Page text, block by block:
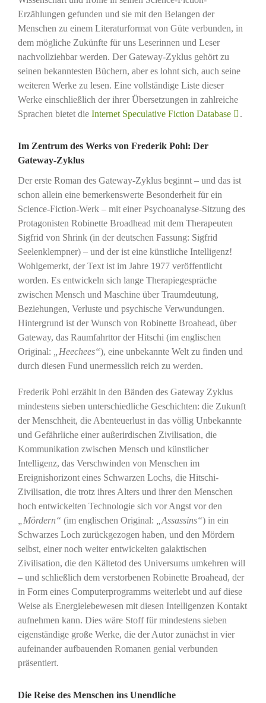
Erzählungen gefunden und sie mit den Belangen der
Menschen zu einem Literaturformat von Güte verbunden, in
dem mögliche Zukünfte für uns Leserinnen und Leser
nachvollziehbar werden. Der Gateway-Zyklus gehört zu
seinen bekanntesten Büchern, aber es lohnt sich, auch seine
weiteren Werke zu lesen. Eine vollständige Liste dieser
Werke einschließlich der ihrer Übersetzungen in zahlreiche
Sprachen bietet die Internet Speculative Fiction Database .
Im Zentrum des Werks von Frederik Pohl: Der
Gateway-Zyklus
Der erste Roman des Gateway-Zyklus beginnt – und das ist
schon allein eine bemerkenswerte Besonderheit für ein
Science-Fiction-Werk – mit einer Psychoanalyse-Sitzung des
Protagonisten Robinette Broadhead mit dem Therapeuten
Sigfrid von Shrink (in der deutschen Fassung: Sigfrid
Seelenklempner) – und der ist eine künstliche Intelligenz!
Wohlgemerkt, der Text ist im Jahre 1977 veröffentlicht
worden. Es entwickeln sich lange Therapiegespräche
zwischen Mensch und Maschine über Traumdeutung,
Beziehungen, Verluste und psychische Verwundungen.
Hintergrund ist der Wunsch von Robinette Broahead, über
Gateway, das Raumfahrttor der Hitschi (im englischen
Original:
„Heechees“), eine unbekannte Welt zu finden und
durch diesen Fund unermesslich reich zu werden.
Frederik Pohl erzählt in den Bänden des Gateway Zyklus
mindestens sieben unterschiedliche Geschichten: die Zukunft
der Menschheit, die Abenteuerlust in das völlig Unbekannte
und Gefährliche einer außerirdischen Zivilisation, die
Kommunikation zwischen Mensch und künstlicher
Intelligenz, das Verschwinden von Menschen im
Ereignishorizont eines Schwarzen Lochs, die Hitschi-
Zivilisation, die trotz ihres Alters und ihrer den Menschen
hoch entwickelten Technologie sich vor Angst vor den
„Mördern“ (im englischen Original: „Assassins“) in ein
Schwarzes Loch zurückgezogen haben, und den Mördern
selbst, einer noch weiter entwickelten galaktischen
Zivilisation, die den Kältetod des Universums umkehren will
– und schließlich dem verstorbenen Robinette Broahead, der
in Form eines Computerprogramms weiterlebt und auf diese
Weise als Energielebewesen mit diesen Intelligenzen Kontakt
aufnehmen kann. Dies wäre Stoff für mindestens sieben
eigenständige große Werke, die der Autor zunächst in vier
aufeinander aufbauenden Romanen genial verbunden
präsentiert.
Die Reise des Menschen ins Unendliche